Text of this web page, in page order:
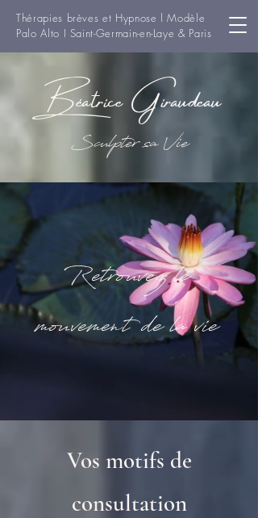
Thérapies brèves et Hypnose l Modèle
Palo Alto I Saint-Germain-en-Laye & Paris
Béatrice Giraudeau
Sculpter sa Vie
Retrouvez le
mouvement de la vie
Vos motifs de
consultation